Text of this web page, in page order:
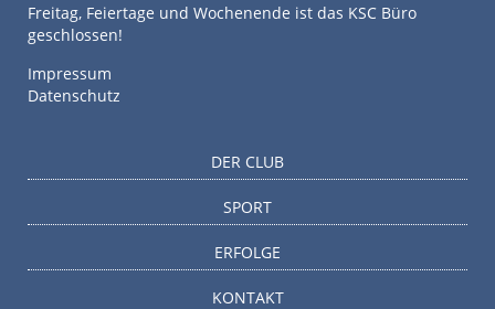
Freitag, Feiertage und Wochenende ist das KSC Büro
geschlossen!
Impressum
Datenschutz
DER CLUB
SPORT
ERFOLGE
KONTAKT